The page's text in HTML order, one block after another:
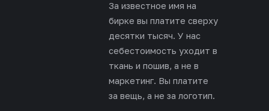
За известное имя на
бирке вы платите сверху
десятки тысяч. У нас
себестоимость уходит в
ткань и пошив, а не в
маркетинг. Вы платите
за вещь, а не за логотип.